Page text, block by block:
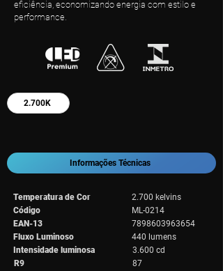
eficiência, economizando energia com estilo e
performance.
2.700K
Informações Técnicas
Temperatura de Cor
Código
EAN-13
Fluxo Luminoso
Intensidade luminosa
R9
2.700 kelvins
ML-0214
7898603963654
440 lumens
3.600 cd
87